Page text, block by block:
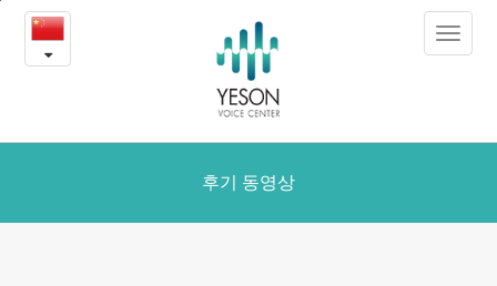
聲
帶
術
為
Toggle
후기 동영상